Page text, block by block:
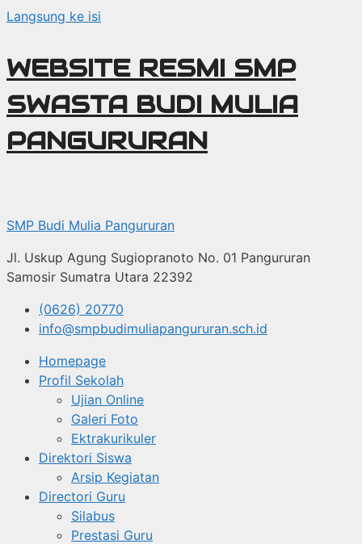
Langsung ke isi
WEBSITE RESMI SMP
SWASTA BUDI MULIA
PANGURURAN
SMP Budi Mulia Pangururan
Jl. Uskup Agung Sugiopranoto No. 01 Pangururan
Samosir Sumatra Utara 22392
(0626) 20770
info@smpbudimuliapangururan.sch.id
Homepage
Profil Sekolah
Ujian Online
Galeri Foto
Ektrakurikuler
Direktori Siswa
Arsip Kegiatan
Directori Guru
Silabus
Prestasi Guru